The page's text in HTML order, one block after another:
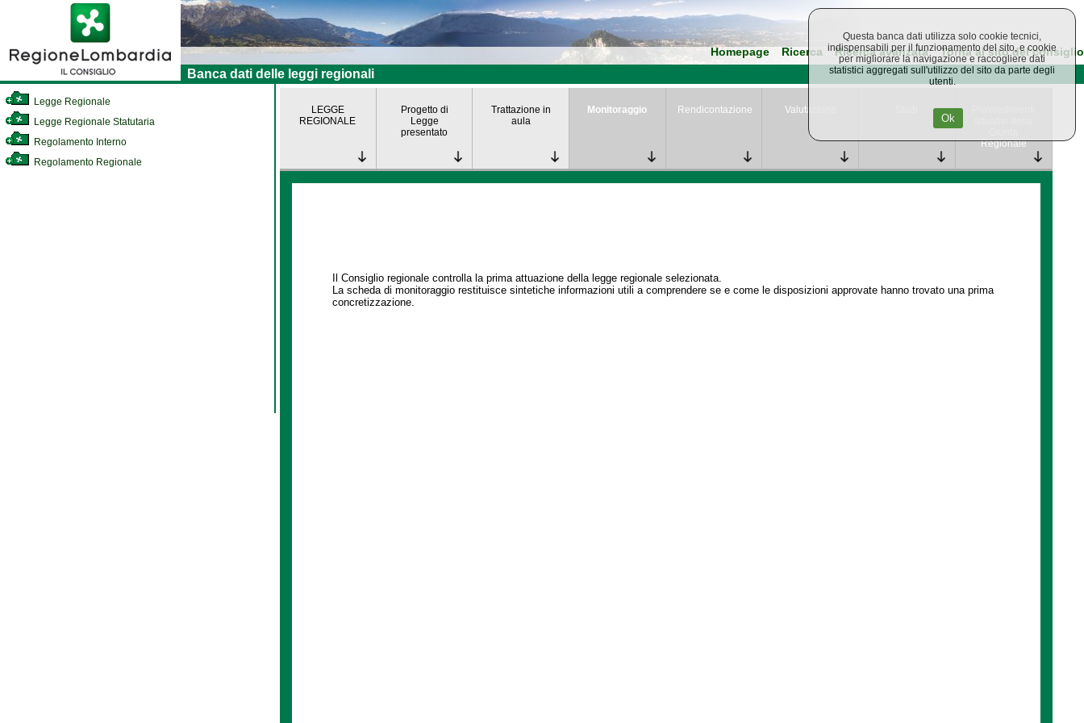
Homepage Ricerca Ricerca avanzata Torna al sito del consiglio
Banca dati delle leggi regionali
Legge Regionale
Legge Regionale Statutaria
Regolamento Interno
Regolamento Regionale
LEGGE
REGIONALE
Progetto di
Legge
presentato
Trattazione in
aula
Monitoraggio Rendicontazione Valutazione
Regionale
Il Consiglio regionale controlla la prima attuazione della legge regionale selezionata.
La scheda di monitoraggio restituisce sintetiche informazioni utili a comprendere se e come le disposizioni approvate hanno trovato una prima
concretizzazione.
Questa banca dati utilizza solo cookie tecnici,
indispensabili per il funzionamento del sito, e cookie
per migliorare la navigazione e raccogliere dati
statistici aggregati sull'utilizzo del sito da parte degli
utenti.
Ok